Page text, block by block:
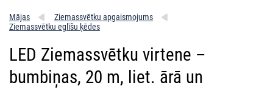
Mājas
Ziemassvētku apgaismojums
Ziemassvētku eglīšu ķēdes
LED Ziemassvētku virtene –
bumbiņas, 20 m, liet. ārā un